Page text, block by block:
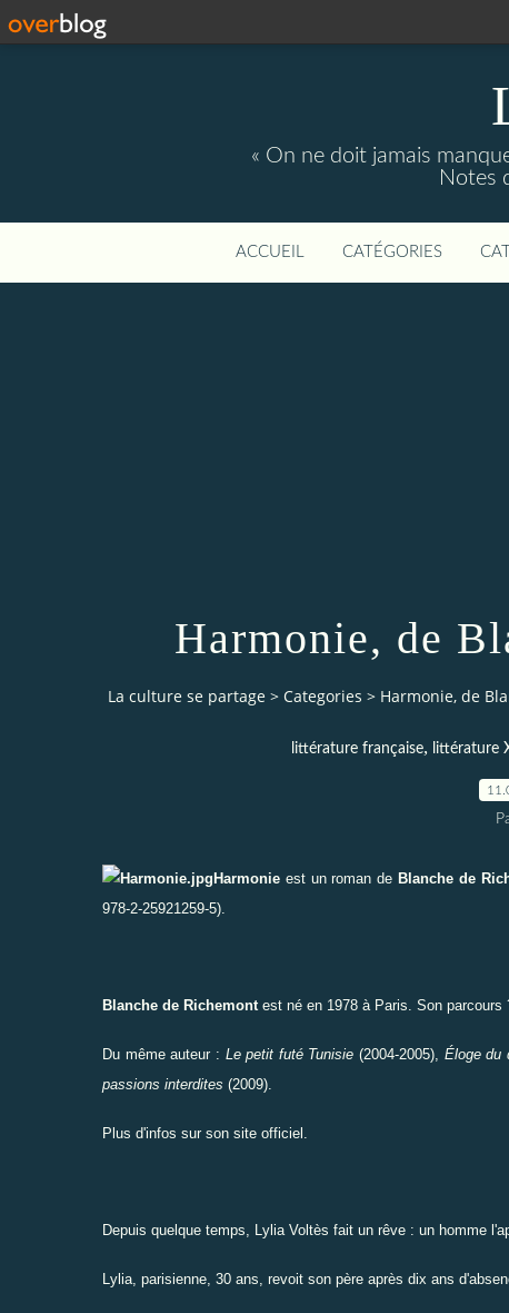
« On ne doit jamais
Notes
ACCUEIL CATÉGORIES
Harmonie, de
La culture se partage > Categories > Harmonie, de
littérature française, littérature
Harmonie est un roman de Blanche de
978-2-25921259-5).
Blanche de Richemont est né en 1978 à Paris. Son parcours
Du même auteur : Le petit futé Tunisie (2004-2005), Éloge du
passions interdites (2009).
Plus d'infos sur son site officiel
Depuis quelque temps, Lylia Voltès fait un rêve : un homme
Lylia, parisienne, 30 ans, revoit son père après dix ans